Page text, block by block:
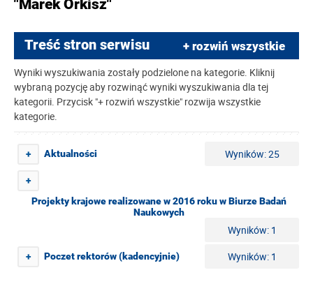
"Marek Orkisz"
Treść stron serwisu + rozwiń wszystkie
Wyniki wyszukiwania zostały podzielone na kategorie. Kliknij
wybraną pozycję aby rozwinąć wyniki wyszukiwania dla tej
kategorii. Przycisk "+ rozwiń wszystkie" rozwija wszystkie
kategorie.
+ Aktualności Wyników: 25
+
Projekty krajowe realizowane w 2016 roku w Biurze Badań
Naukowych
Wyników: 1
+ Poczet rektorów (kadencyjnie) Wyników: 1